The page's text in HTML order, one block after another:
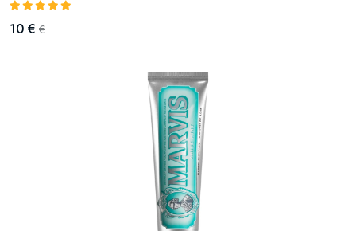
10 € €